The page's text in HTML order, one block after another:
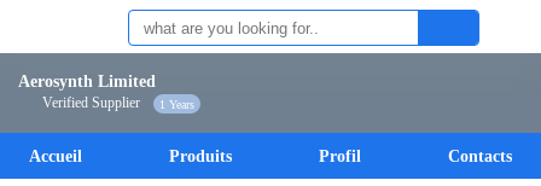
Aerosynth Limited
Verified Supplier 1 Years
Accueil Produits Profil Contacts